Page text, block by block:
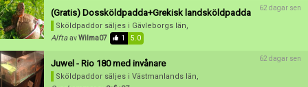
Radera annons
Redigera annons
(Gratis) Dossköldpadda+Grekisk landsköldpadda
Sköldpaddor säljes i Gävleborgs län,
Alfta avWilma07 1 5.0
62 dagar sen
Juwel - Rio 180 med invånare
Sköldpaddor säljes i Västmanlands län,
62 dagar sen